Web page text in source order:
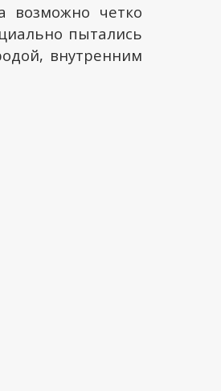
возможно четко
пытались
внутренним